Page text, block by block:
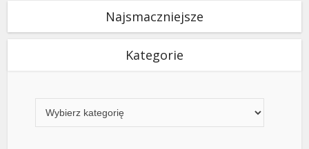
Najsmaczniejsze
Kategorie